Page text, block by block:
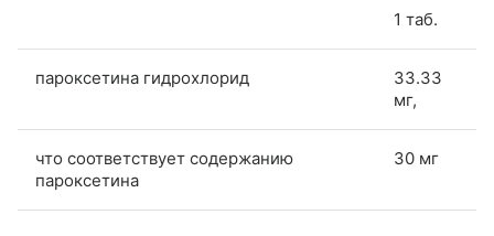
1 таб.
пароксетина гидрохлорид
33.33
мг,
что соответствует содержанию
пароксетина
30 мг